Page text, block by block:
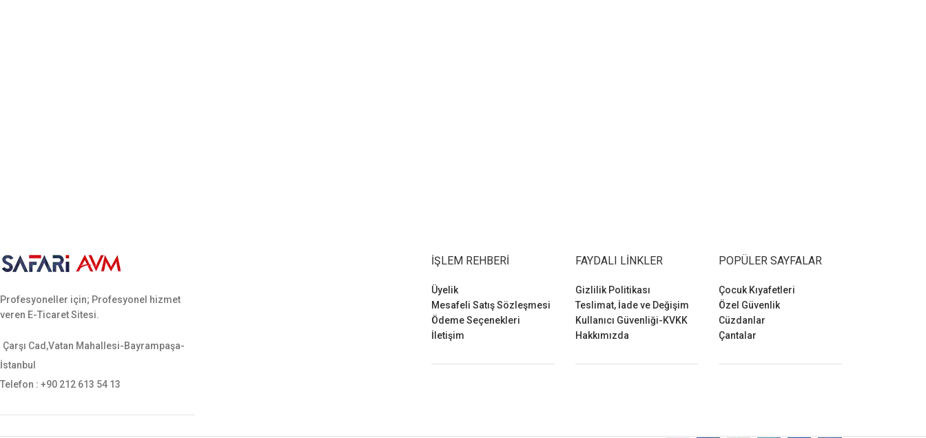
Profesyoneller için; Profesyonel hizmet
veren E-Ticaret Sitesi.
Çarşı Cad,Vatan Mahallesi-Bayrampaşa-
İstanbul
Telefon : +90 212 613 54 13
İŞLEM REHBERI
Üyelik
Mesafeli Satış Sözleşmesi
Ödeme Seçenekleri
İletişim
FAYDALI LINKLER
Gizlilik Politikası
Teslimat, İade ve Değişim
Kullanıcı Güvenliği-KVKK
Hakkımızda
POPÜLER SAYFALAR
Çocuk Kıyafetleri
Özel Güvenlik
Cüzdanlar
Çantalar